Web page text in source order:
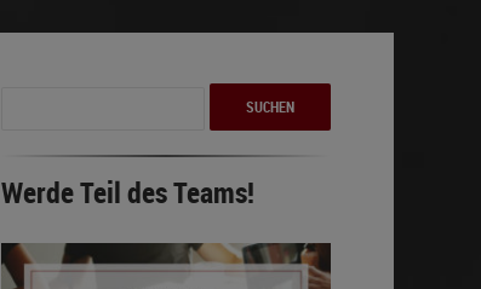
Werde Teil des Teams!